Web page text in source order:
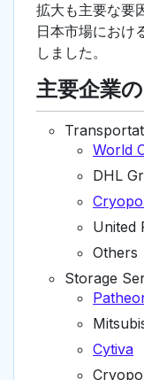
拡大も主要な要
日本市場におけ
しました。
主要企業
World
DHL
United
Others
Storage
Cytiva